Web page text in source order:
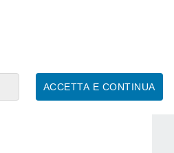
ACCETTA E CONTINUA